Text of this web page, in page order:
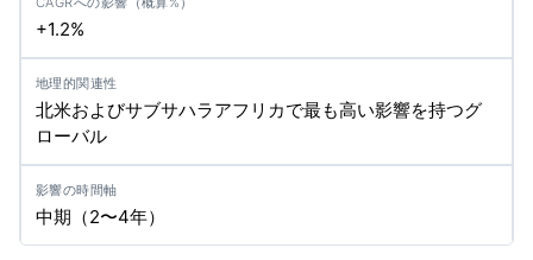
+1.2%
北米およびサブサハラアフリカで最も高い影響を持つグ
ローバル
中期（2〜4年）